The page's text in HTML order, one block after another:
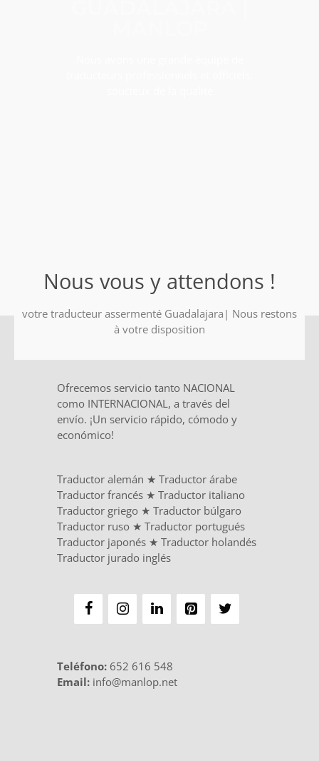
Nous vous y attendons !
votre traducteur assermenté Guadalajara| Nous restons
à votre disposition
Ofrecemos servicio tanto NACIONAL
como INTERNACIONAL, a través del
envío. ¡Un servicio rápido, cómodo y
económico!
Traductor alemán ★ Traductor árabe
Traductor francés ★ Traductor italiano
Traductor griego ★ Traductor búlgaro
Traductor ruso ★ Traductor portugués
Traductor japonés ★ Traductor holandés
Traductor jurado inglés
Teléfono: 652 616 548
Email: info@manlop.net